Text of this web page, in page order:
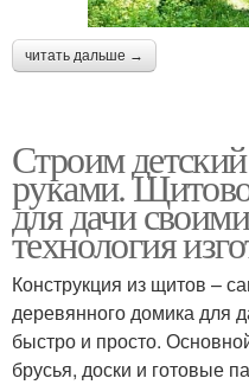
читать дальше →
Строим
руками.
для дачи
технология
Конструкция из щитов –
деревянного домика для
быстро и просто.
брусья, доски и готовые